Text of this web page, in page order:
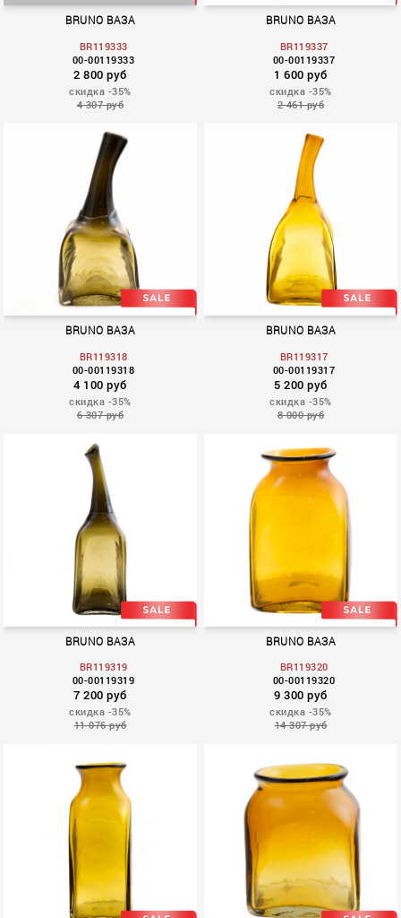
BRUNO ВАЗА
BR119333
00-00119333
2 800 руб
скидка -35%
4 307 руб
BRUNO ВАЗА
BR119337
00-00119337
1 600 руб
скидка -35%
2 461 руб
BRUNO ВАЗА
BR119318
00-00119318
4 100 руб
скидка -35%
6 307 руб
BRUNO ВАЗА
BR119317
00-00119317
5 200 руб
скидка -35%
8 000 руб
BRUNO ВАЗА
BR119319
00-00119319
7 200 руб
скидка -35%
11 076 руб
BRUNO ВАЗА
BR119320
00-00119320
9 300 руб
скидка -35%
14 307 руб